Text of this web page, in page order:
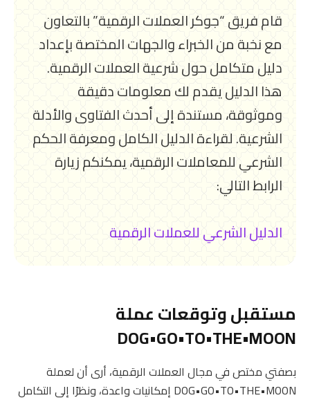
قام فريق “جوكر العملات الرقمية” بالتعاون
مع نخبة من الخبراء والجهات المختصة بإعداد
دليل متكامل حول شرعية العملات الرقمية.
هذا الدليل يقدم لك معلومات دقيقة
وموثوقة، مستندة إلى أحدث الفتاوى والأدلة
الشرعية. لقراءة الدليل الكامل ومعرفة الحكم
الشرعي للمعاملات الرقمية، يمكنكم زيارة
الرابط التالي:
الدليل الشرعي للعملات الرقمية
مستقبل وتوقعات عملة
DOG•GO•TO•THE•MOON
بصفتي مختص في مجال العملات الرقمية، أرى أن لعملة
DOG•GO•TO•THE•MOON إمكانيات واعدة، ونظرًا إلى التكامل